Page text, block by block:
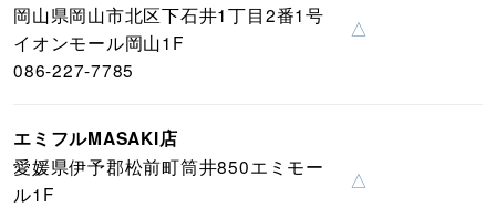
岡山県岡山市北区下石井1丁目2番1号
イオンモール岡山1F
086-227-7785
△
エミフルMASAKI店
愛媛県伊予郡松前町筒井850エミモー
ル1F
△